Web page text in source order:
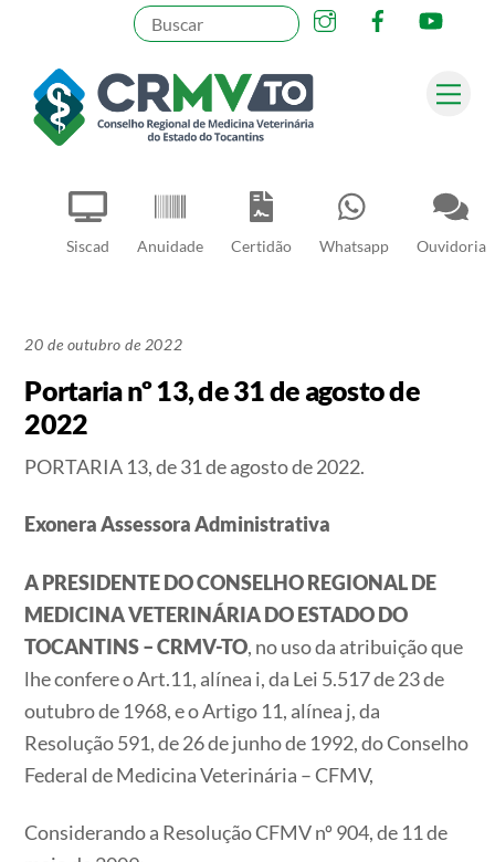
content
Siscad Anuidade Certidão Whatsapp Ouvidoria
InstagramFacebook
Pesquisar
20 de outubro de 2022
Portaria nº 13, de 31 de agosto de
2022
PORTARIA 13, de 31 de agosto de 2022.
Exonera Assessora Administrativa
A PRESIDENTE DO CONSELHO REGIONAL DE
MEDICINA VETERINÁRIA DO ESTADO DO
TOCANTINS – CRMV-TO, no uso da atribuição que
lhe confere o Art.11, alínea i, da Lei 5.517 de 23 de
outubro de 1968, e o Artigo 11, alínea j, da
Resolução 591, de 26 de junho de 1992, do Conselho
Federal de Medicina Veterinária – CFMV,
Considerando a Resolução CFMV nº 904, de 11 de